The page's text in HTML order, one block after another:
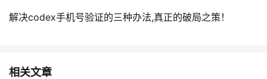
解决codex手机号验证的三种办法,真正的破局之策！
相关文章